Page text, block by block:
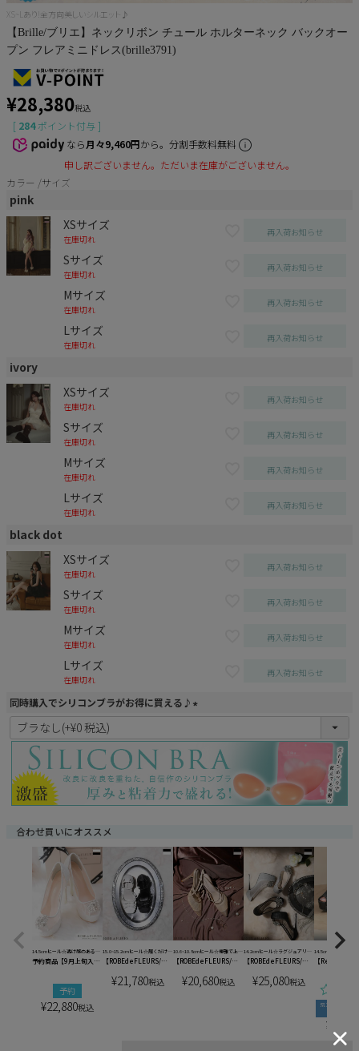
XS~Lあり!全方向美しいシルエット♪
【Brille/ブリエ】ネックリボン チュール ホルターネック バックオー
プン フレアミニドレス(brille3791)
¥28,380税込
[ 284 ポイント付与 ]
なら月々9,460円から。分割手数料無料
申し訳ございません。ただいま在庫がございません。
カラー
サイズ
pink
XSサイズ
在庫切れ
再入荷お知らせ
Sサイズ
在庫切れ
再入荷お知らせ
Mサイズ
在庫切れ
再入荷お知らせ
Lサイズ
在庫切れ
再入荷お知らせ
ivory
XSサイズ
在庫切れ
再入荷お知らせ
Sサイズ
在庫切れ
再入荷お知らせ
Mサイズ
在庫切れ
再入荷お知らせ
Lサイズ
在庫切れ
再入荷お知らせ
black dot
XSサイズ
在庫切れ
再入荷お知らせ
Sサイズ
在庫切れ
再入荷お知らせ
Mサイズ
在庫切れ
再入荷お知らせ
Lサイズ
在庫切れ
再入荷お知らせ
同時購入でシリコンブラがお得に買える♪
(
須
)
合わせ買いにオススメ
14.5cmヒール☆透け感のある上
品なコードレースを施したフェ
予約商品【9月上旬入荷
ーブドフルール】ビジュ
ークリップ付き 総レー
ス グリッター オープン
予約
¥22,880税込
15.0~15.2cmヒール☆履くだけで
スタイルアップを叶える♪
【ROBEdeFLEURS/ロ
ップ付き リボン プラッ
トフォーム サンダル
¥21,780税込
10.6~10.8cmヒール☆優雅で上品
な足元を演出するパンプス♪
【ROBEdeFLEURS/ロ
メッシュ ストラップ付
き ポインテッドトゥ パ
¥20,680税込
14.2cmヒール☆ラグジュアリー
な主役級デザイン♪
【ROBEdeFLEURS/ロ
ー ラインストーン メッ
シュ ラメ オープントゥ
¥25,080税込
14.5cmヒール☆キラ
ッターラメが可愛
【
イヒール オー
パンプス (ブラ
¥